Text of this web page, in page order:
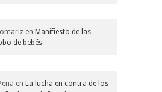
en Manifiesto de las
de bebés
en La lucha en contra de los